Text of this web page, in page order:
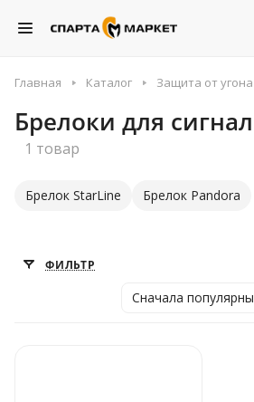
Главная Каталог Защита от угона
Брелоки для
1 товар
Брелок StarLine Брелок Pandora
ФИЛЬТР
Сначала